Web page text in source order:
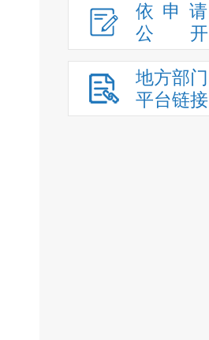
依申请
公
开
地方部门
平台链接